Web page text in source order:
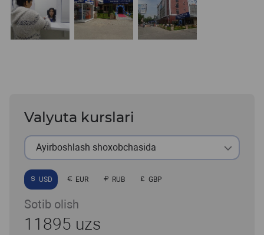
Valyuta kurslari
Ayirboshlash shoxobchasida
USD EUR RUB GBP
Sotib olish
11895 uzs